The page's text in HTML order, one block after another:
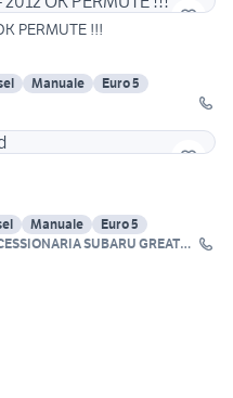
PERMUTE !!!
Manuale
Euro 5
Manuale
Euro 5
SUBARU GREAT